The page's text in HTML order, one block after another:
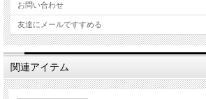
お問い合わせ
友達にメールですすめる
関連アイテム